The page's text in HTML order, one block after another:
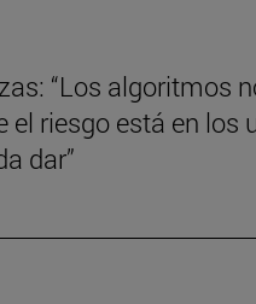
“Los algoritmos
riesgo está en los
dar”